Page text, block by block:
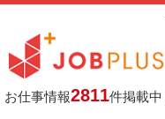
お仕事情報2811件掲載中